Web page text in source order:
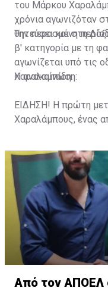
του Μάρκου
χρόνια αγωνιζόταν
θητεύσει και στη
Την περασμένη
β' κατηγορία με τη
αγωνίζεται υπό τις
Χαραλαμπίδη.
Η ανακοίνωση:
ΕΙΔΗΣΗ! Η πρώτη
Χαραλάμπους, ένας
είχε και συμμετοχή
παιχνίδι στο
Μάρκο στην ομάδα
Από τον ΑΠΟΕΛ